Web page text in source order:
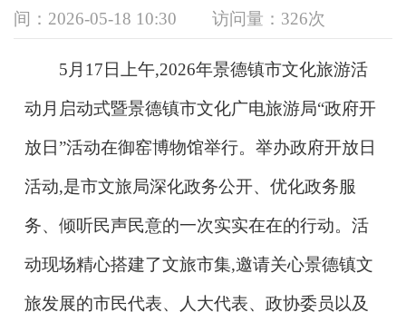
间：2026-05-18 10:30 访问量： 326次
5月17日上午,2026年景德镇市文化旅游活
动月启动式暨景德镇市文化广电旅游局“政府开
放日”活动在御窑博物馆举行。举办政府开放日
活动,是市文旅局深化政务公开、优化政务服
务、倾听民声民意的一次实实在在的行动。活
动现场精心搭建了文旅市集,邀请关心景德镇文
旅发展的市民代表、人大代表、政协委员以及